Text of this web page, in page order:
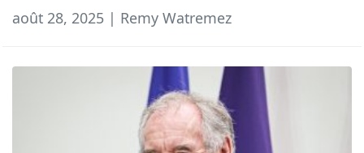
août 28, 2025 | Remy Watremez